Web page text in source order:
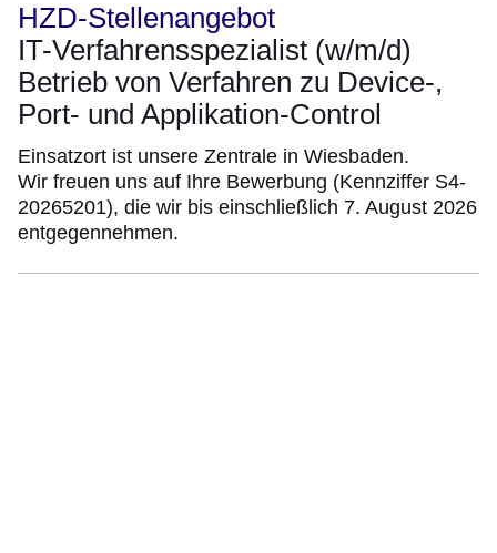
HZD-Stellenangebot
IT-Verfahrensspezialist (w/m/d)
Betrieb von Verfahren zu Device-,
Port- und Applikation-Control
Einsatzort ist unsere Zentrale in Wiesbaden.
Wir freuen uns auf Ihre Bewerbung (Kennziffer S4-
20265201), die wir bis einschließlich 7. August 2026
entgegennehmen.